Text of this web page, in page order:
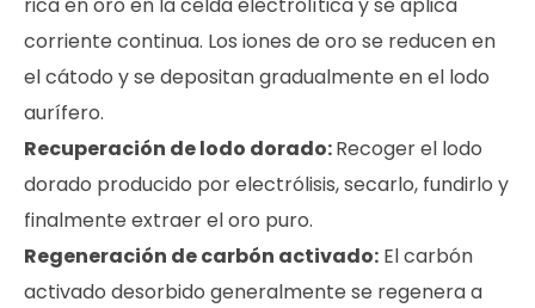
rica en oro en la celda electrolítica y se aplica
corriente continua. Los iones de oro se reducen en
el cátodo y se depositan gradualmente en el lodo
aurífero.
Recuperación de lodo dorado:Recoger el lodo
dorado producido por electrólisis, secarlo, fundirlo y
finalmente extraer el oro puro.
Regeneración de carbón activado: El carbón
activado desorbido generalmente se regenera a